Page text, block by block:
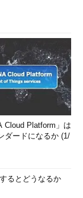
Cloud Platform」は
ダードになるか (1/
るとどうなるか